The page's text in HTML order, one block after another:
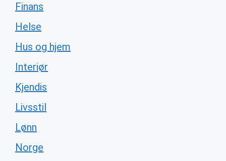
Finans
Helse
Hus og hjem
Interiør
Kjendis
Livsstil
Lønn
Norge